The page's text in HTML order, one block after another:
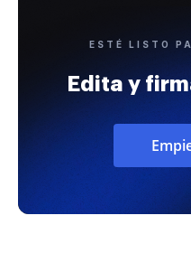
ESTÉ LISTO
Edita y